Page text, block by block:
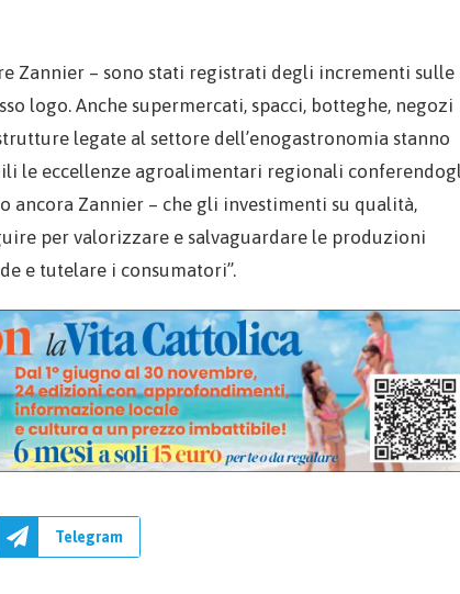
Zannier – sono stati registrati degli incrementi sulle
logo. Anche supermercati, spacci, botteghe, negozi
legate al settore dell’enogastronomia stanno
le eccellenze agroalimentari regionali
ancora Zannier – che gli investimenti su qualità,
per valorizzare e salvaguardare le produzioni
e tutelare i consumatori”.
Telegram